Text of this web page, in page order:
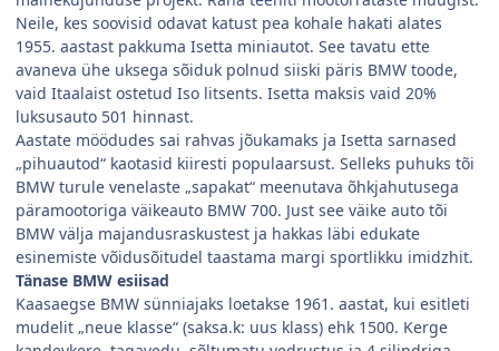
Neile, kes soovisid odavat katust pea kohale hakati alates
1955. aastast pakkuma Isetta miniautot. See tavatu ette
avaneva ühe uksega sõiduk polnud siiski päris BMW toode,
vaid Itaalaist ostetud Iso litsents. Isetta maksis vaid 20%
luksusauto 501 hinnast.
Aastate möödudes sai rahvas jõukamaks ja Isetta sarnased
„pihuautod“ kaotasid kiiresti populaarsust. Selleks puhuks tõi
BMW turule venelaste „sapakat“ meenutava õhkjahutusega
päramootoriga väikeauto BMW 700. Just see väike auto tõi
BMW välja majandusraskustest ja hakkas läbi edukate
esinemiste võidusõitudel taastama margi sportlikku imidzhit.
Tänase BMW esiisad
Kaasaegse BMW sünniajaks loetakse 1961. aastat, kui esitleti
mudelit „neue klasse“ (saksa.k: uus klass) ehk 1500. Kerge